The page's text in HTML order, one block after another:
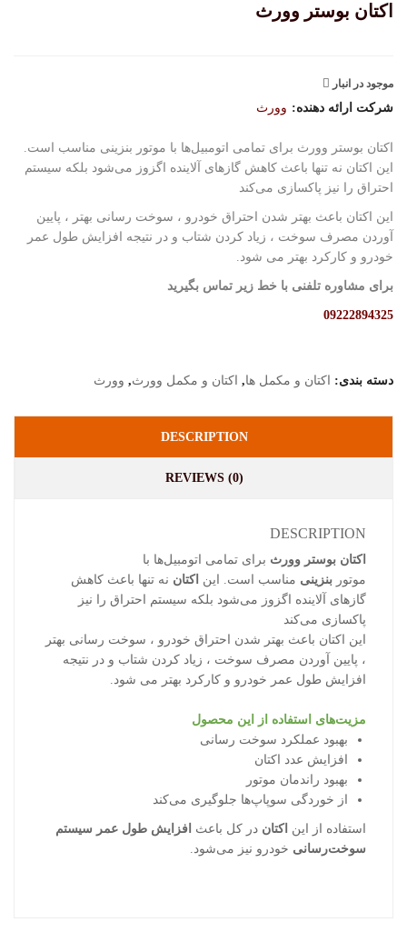
اکتان بوستر وورث
موجود در انبار
شرکت ارائه دهنده: وورث
اکتان بوستر وورث برای تمامی اتومبیل‌ها با موتور بنزینی مناسب است.
این اکتان نه تنها باعث کاهش گازهای آلاینده اگزوز می‌شود بلکه سیستم
احتراق را نیز پاکسازی می‌کند
این اکتان باعث بهتر شدن احتراق خودرو ، سوخت رسانی بهتر ، پایین
آوردن مصرف سوخت ، زیاد کردن شتاب و در نتیجه افزایش طول عمر
خودرو و کارکرد بهتر می شود.
برای مشاوره تلفنی با خط زیر تماس بگیرید
09222894325
دسته بندی: اکتان و مکمل ها, اکتان و مکمل وورث, وورث
DESCRIPTION
REVIEWS (0)
DESCRIPTION
اکتان بوستر وورث برای تمامی اتومبیل‌ها با
موتور بنزینی مناسب است. این اکتان نه تنها باعث کاهش
گازهای آلاینده اگزوز می‌شود بلکه سیستم احتراق را نیز
پاکسازی می‌کند
این اکتان باعث بهتر شدن احتراق خودرو ، سوخت رسانی بهتر
، پایین آوردن مصرف سوخت ، زیاد کردن شتاب و در نتیجه
افزایش طول عمر خودرو و کارکرد بهتر می شود.
مزیت‌‌های استفاده از این محصول
بهبود عملکرد سوخت رسانی
افزایش عدد اکتان
بهبود راندمان موتور
از خوردگی سوپاپ‌ها جلوگیری می‌کند
استفاده از این اکتان در کل باعث افزایش طول عمر سیستم
سوخت‌رسانی خودرو نیز می‌شود.